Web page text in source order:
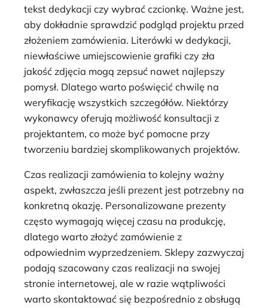
tekst dedykacji czy wybrać czcionkę. Ważne jest,
aby dokładnie sprawdzić podgląd projektu przed
złożeniem zamówienia. Literówki w dedykacji,
niewłaściwe umiejscowienie grafiki czy zła
jakość zdjęcia mogą zepsuć nawet najlepszy
pomysł. Dlatego warto poświęcić chwilę na
weryfikację wszystkich szczegółów. Niektórzy
wykonawcy oferują możliwość konsultacji z
projektantem, co może być pomocne przy
tworzeniu bardziej skomplikowanych projektów.
Czas realizacji zamówienia to kolejny ważny
aspekt, zwłaszcza jeśli prezent jest potrzebny na
konkretną okazję. Personalizowane prezenty
często wymagają więcej czasu na produkcję,
dlatego warto złożyć zamówienie z
odpowiednim wyprzedzeniem. Sklepy zazwyczaj
podają szacowany czas realizacji na swojej
stronie internetowej, ale w razie wątpliwości
warto skontaktować się bezpośrednio z obsługą